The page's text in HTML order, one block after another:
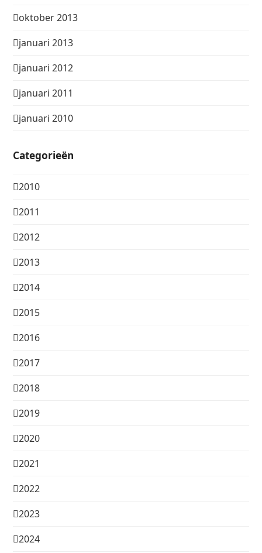
oktober 2013
januari 2013
januari 2012
januari 2011
januari 2010
Categorieën
2010
2011
2012
2013
2014
2015
2016
2017
2018
2019
2020
2021
2022
2023
2024